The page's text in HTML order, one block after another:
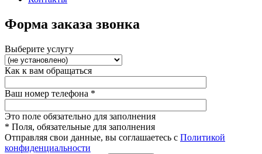
Форма заказа звонка
Выберите услугу
Как к вам обращаться
Ваш номер телефона *
Это поле обязательно для заполнения
* Поля, обязательные для заполнения
Отправляя свои данные, вы соглашаетесь с Политикой
конфиденциальности